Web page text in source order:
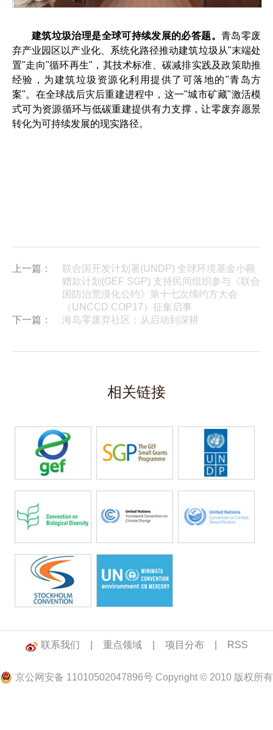
建筑垃圾治理是全球可持续发展的必答题。 青岛零废
弃产业园区以产业化、系统化路径推动建筑垃圾从"末端处
置"走向"循环再生"，其技术标准、碳减排实践及政策助推
经验，为建筑垃圾资源化利用提供了可落地的"青岛方
案"。在全球战后灾后重建进程中，这一"城市矿藏"激活模
式可为资源循环与低碳重建提供有力支撑，让零废弃愿景
转化为可持续发展的现实路径。
上一篇：
联合国开发计划署(UNDP) 全球环境基金小额
赠款计划(GEF SGP) 支持民间组织参与《联合
国防治荒漠化公约》第十七次缔约方大会
（UNCCD COP17）征集启事
下一篇：
海岛零废弃社区：从启动到深耕
相关链接
联系我们 重点领域 项目分布 RSS
京公网安备 11010502047896号 Copyright © 2010 版权所有